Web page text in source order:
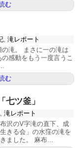
む
, 滝レポート
滝。 まさに一の滝は
感動をもう一度言うこ
む
七ツ釜」
, 滝レポート
沢のV字滝の直下、成
きる会」の水窪の滝を
ました。 麻布...